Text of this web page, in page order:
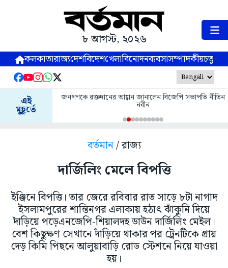
৮ আগস্ট, ২০২৬
কলকাতারাজ্যদেশবিদেশখেলাবিনোদনব্যবসাসম্পাদকীয়
এই
মুহূর্তে
জনগণকে রক্তদানের আহ্বান জানালেন বিজেপি সভাপতি নীতিন
নবীন
বর্তমান/ রাজ্য
দার্জিলিং মেলে বিপত্তি
ইঞ্জিনে বিপত্তি। তার জেরে রবিবার রাত সাড়ে ৮টা নাগাদ
ইসলামপুরের শান্তিনগর এলাকায় হঠাৎ ঝাঁকুনি দিয়ে
দাঁড়িয়ে পড়েএনজেপি-শিয়ালদহ ডাউন দার্জিলিং মেইল।
বেশ কিছুক্ষণ সেখানে দাঁড়িয়ে থাকার পর ট্রেনটিকে প্রায়
দেড় কিমি পিছনে আলুয়াবাড়ি রোড স্টেশনে নিয়ে যাওয়া
হয়।